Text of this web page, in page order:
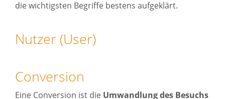
die wichtigsten Begriffe bestens aufgeklärt.
Nutzer (User)
Conversion
Eine Conversion ist die Umwandlung des Besuchs